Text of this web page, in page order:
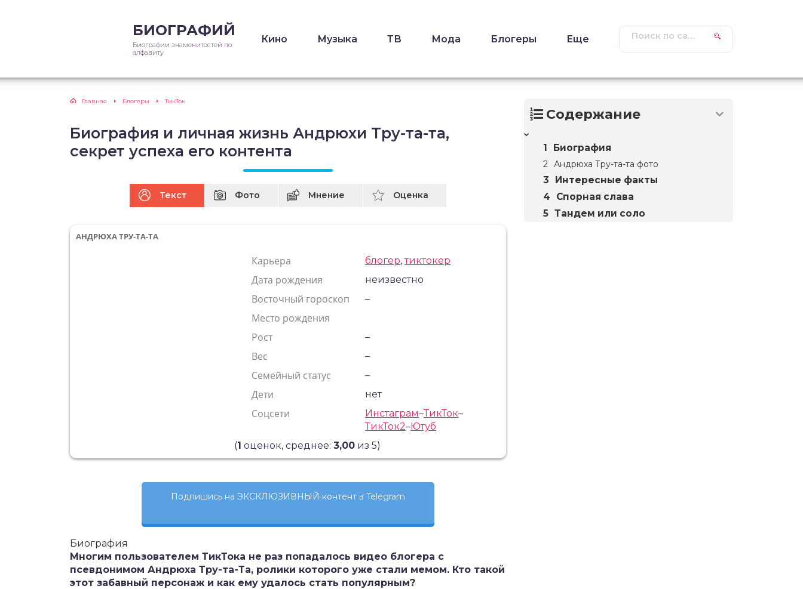
БИОГРАФИЙ
Биографии знаменитостей по
алфавиту
Кино Музыка ТВ Мода Блогеры Еще
Главная Блогеры ТикТок
Биография и личная жизнь Андрюхи Тру-та-та,
секрет успеха его контента
Текст Фото Мнение Оценка
АНДРЮХА ТРУ-ТА-ТА
Карьера блогер,тиктокер
Дата рождения неизвестно
Восточный гороскоп –
Место рождения
Рост
–
Вес –
Семейный статус –
Дети нет
Соцсети Инстаграм–ТикТок–
ТикТок2–Ютуб
(1 оценок, среднее: 3,00из 5)
Подпишись на ЭКСКЛЮЗИВНЫЙ контент в Telegram
Биография
Многим пользователем ТикТока не раз попадалось видео блогера с
псевдонимом Андрюха Тру-та-Та, ролики которого уже стали мемом. Кто такой
этот забавный персонаж и как ему удалось стать популярным?
Содержание
Биография
Андрюха Тру-та-та фото
Интересные факты
Спорная слава
Тандем или соло